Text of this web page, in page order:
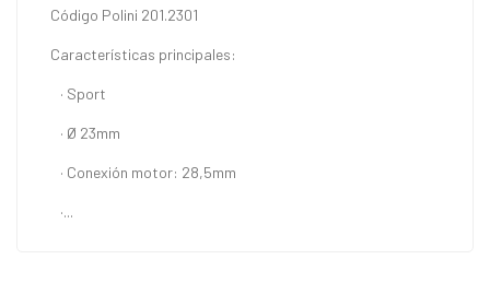
Código Polini 201.2301
Características principales:
· Sport
· Ø 23mm
· Conexión motor: 28,5mm
·...